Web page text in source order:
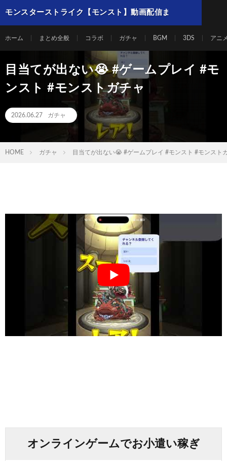
モンスターストライク【モンスト】動画配信ま
ホーム まとめ全般 コラボ ガチャ BGM 3DS アニ
目当てが出ない😭 #ゲームプレイ #モ
ンスト #モンストガチャ
2026.06.27 ガチャ
HOME ガチャ 目当てが出ない😭 #ゲームプレイ #モンスト #モンスト
オンラインゲームでお小遣い稼ぎ